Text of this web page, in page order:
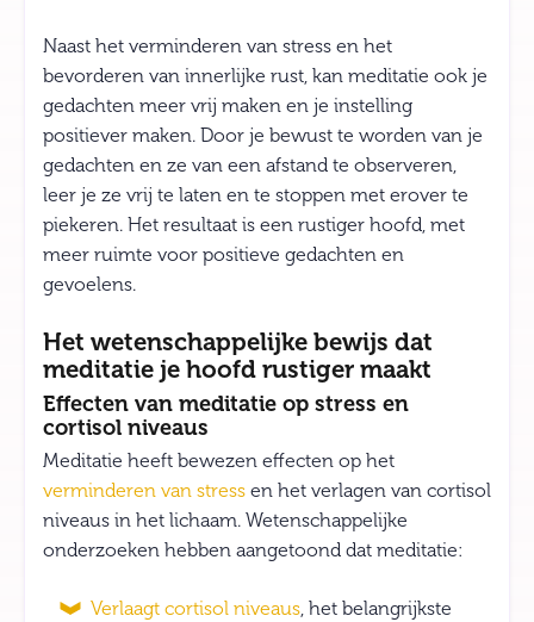
Naast het verminderen van stress en het
bevorderen van innerlijke rust, kan meditatie ook je
gedachten meer vrij maken en je instelling
positiever maken. Door je bewust te worden van je
gedachten en ze van een afstand te observeren,
leer je ze vrij te laten en te stoppen met erover te
piekeren. Het resultaat is een rustiger hoofd, met
meer ruimte voor positieve gedachten en
gevoelens.
Het wetenschappelijke bewijs dat
meditatie je hoofd rustiger maakt
Effecten van meditatie op stress en
cortisol niveaus
Meditatie heeft bewezen effecten op het
verminderen van stress en het verlagen van cortisol
niveaus in het lichaam. Wetenschappelijke
onderzoeken hebben aangetoond dat meditatie:
Verlaagt cortisol niveaus, het belangrijkste